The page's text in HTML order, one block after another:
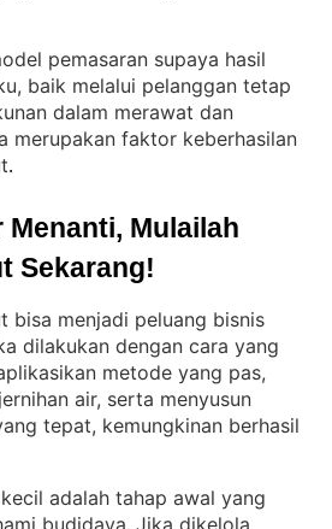
pemasaran supaya hasil
baik melalui pelanggan tetap
dalam merawat dan
merupakan faktor keberhasilan
.
Menanti, Mulailah
Sekarang!
bisa menjadi peluang bisnis
dilakukan dengan cara yang
metode yang pas,
air, serta menyusun
tepat, kemungkinan berhasil
adalah tahap awal yang
budidaya Jika dikelola